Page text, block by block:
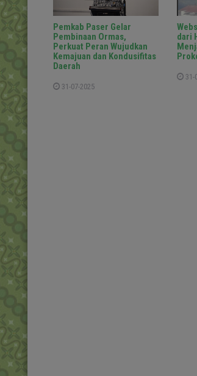
Pemkab Paser Gelar
Pembinaan Ormas,
Perkuat Peran Wujudkan
Kemajuan dan Kondusifitas
Daerah
31-07-2025
dari
31-